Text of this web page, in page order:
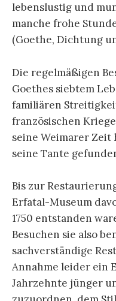
lebenslustig und
manche frohe
(Goethe, Dichtung
Die regelmäßigen
Goethes siebtem
familiären
französischen
seine Weimarer
seine Tante
Bis zur
Erfatal-Museum
1750 entstanden
Besuchen sie also
sachverständige
Annahme leider ein
Jahrzehnte jünger